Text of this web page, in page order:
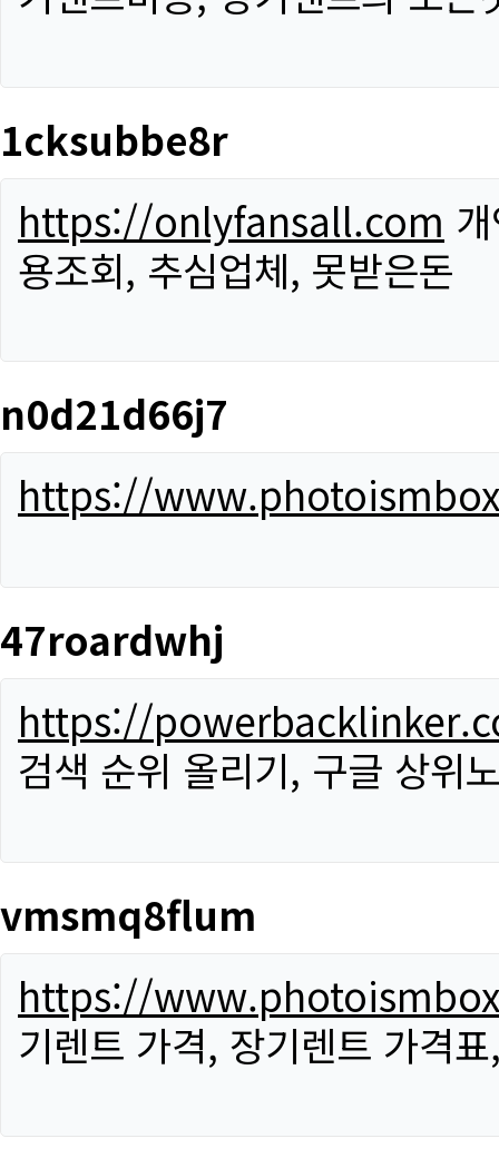
1cksubbe8r
https://onlyfansall.com
용조회, 추심업체, 못받은돈
n0d21d66j7
https://
47roardwhj
https://
검색 순위 올리기, 구글 상위
vmsmq8flum
https://
기렌트 가격, 장기렌트 가격